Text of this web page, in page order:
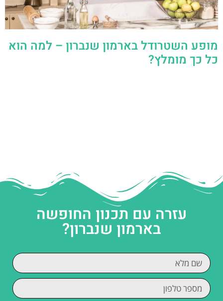
מופע השטרודל בארמון שנברון – למה הוא
כל כך מומלץ?
עזרה עם תכנון החופשה
בארמון שנברון?